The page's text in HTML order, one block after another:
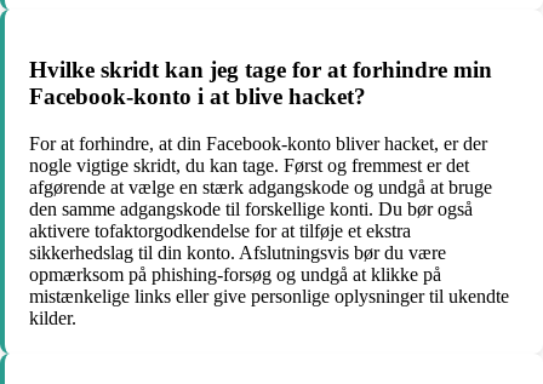
Hvilke skridt kan jeg tage for at forhindre min
Facebook-konto i at blive hacket?
For at forhindre, at din Facebook-konto bliver hacket, er der
nogle vigtige skridt, du kan tage. Først og fremmest er det
afgørende at vælge en stærk adgangskode og undgå at bruge
den samme adgangskode til forskellige konti. Du bør også
aktivere tofaktorgodkendelse for at tilføje et ekstra
sikkerhedslag til din konto. Afslutningsvis bør du være
opmærksom på phishing-forsøg og undgå at klikke på
mistænkelige links eller give personlige oplysninger til ukendte
kilder.